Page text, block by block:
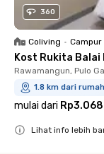
360
Coliving • Campur
Kost Rukita Balai
Rawamangun, Pulo
1.8 km dari
mulai dari
Lihat info lebih